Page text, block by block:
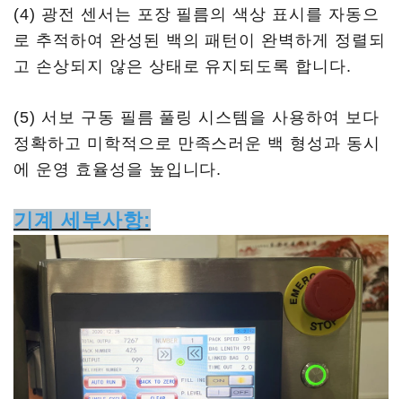
(4) 광전 센서는 포장 필름의 색상 표시를 자동으
로 추적하여 완성된 백의 패턴이 완벽하게 정렬되
고 손상되지 않은 상태로 유지되도록 합니다.
(5) 서보 구동 필름 풀링 시스템을 사용하여 보다
정확하고 미학적으로 만족스러운 백 형성과 동시
에 운영 효율성을 높입니다.
기계 세부사항: